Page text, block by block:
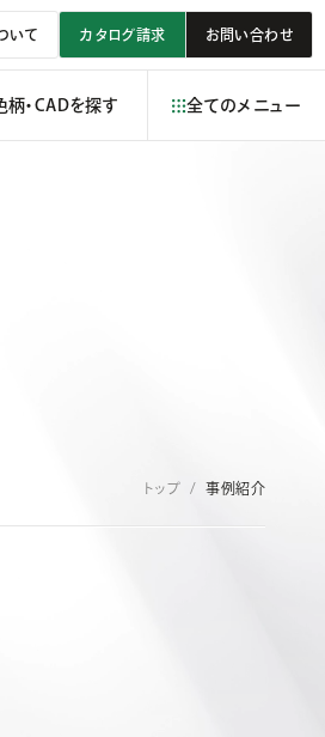
いて カタログ請求 お問い合わせ
柄・CADを探す 全てのメニュー
トップ 事例紹介